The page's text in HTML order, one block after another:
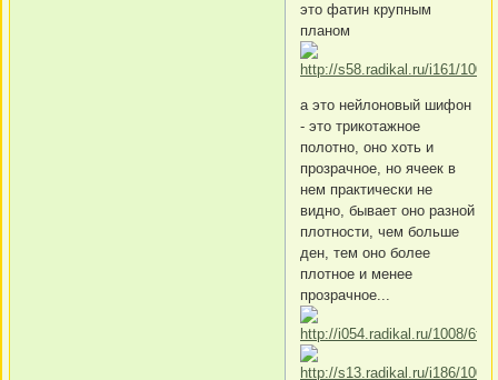
это фатин крупным
планом
а это нейлоновый шифон
- это трикотажное
полотно, оно хоть и
прозрачное, но ячеек в
нем практически не
видно, бывает оно разной
плотности, чем больше
ден, тем оно более
плотное и менее
прозрачное...